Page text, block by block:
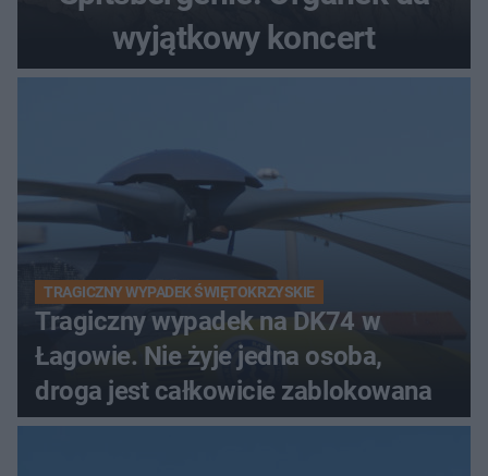
wyjątkowy koncert
TRAGICZNY WYPADEK ŚWIĘTOKRZYSKIE
Tragiczny wypadek na DK74 w
Łagowie. Nie żyje jedna osoba,
droga jest całkowicie zablokowana